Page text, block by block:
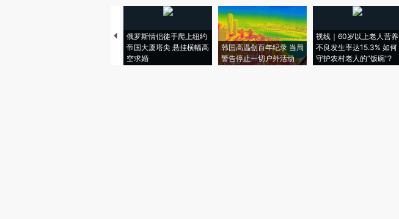
俄罗斯情侣徒手爬上纽约
帝国大厦塔尖 悬挂横幅高
空求婚
韩国高温创百年纪录 当局
警告停止一切户外活动
视线｜60岁以上老人营养
不良发生率达15.3% 如何
守护农村老人的“饭碗”?